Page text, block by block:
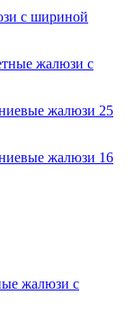
с шириной
жалюзи с
жалюзи 25
жалюзи 16
жалюзи с